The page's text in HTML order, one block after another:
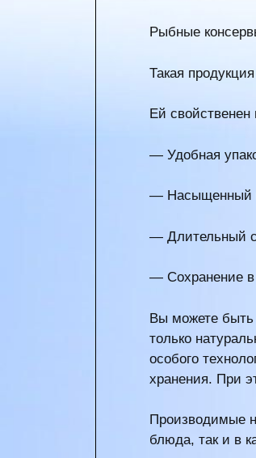
Рыбные
Такая
Ей
— Удобная
— Насыщенный
— Длительный
— Сохранение в
Вы можете быть
только
особого
хранения. При
Производимые
блюда, так и в